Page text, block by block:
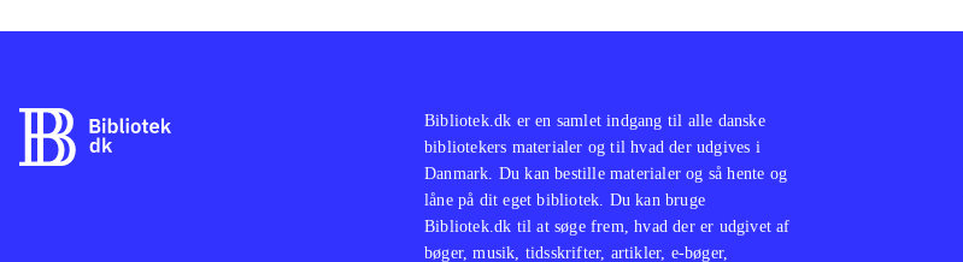
Bibliotek.dk er en samlet indgang til alle danske
bibliotekers materialer og til hvad der udgives i
Danmark. Du kan bestille materialer og så hente og
låne på dit eget bibliotek. Du kan bruge
Bibliotek.dk til at søge frem, hvad der er udgivet af
bøger, musik, tidsskrifter, artikler, e-bøger,